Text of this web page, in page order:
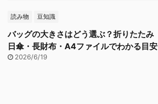
読み物 豆知識
バッグの大きさはどう選ぶ？折りたたみ
日傘・長財布・A4ファイルでわかる目安
2026/6/19